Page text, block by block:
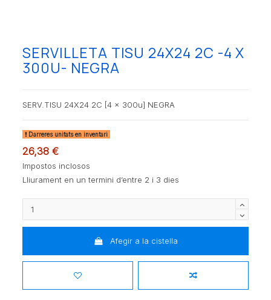
SERVILLETA TISU 24X24 2C -4 X
300U- NEGRA
SERV.TISU 24X24 2C [4 x 300u] NEGRA
Darreres unitats en inventari
26,38 €
Impostos inclosos
Lliurament en un termini d’entre 2 i 3 dies
Afegir a la cistella